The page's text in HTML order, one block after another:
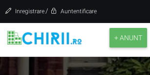
Inregistrare / Auntentificare
+ ANUNT